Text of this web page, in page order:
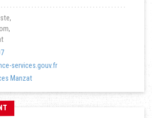
services.gouv.fr
Manzat